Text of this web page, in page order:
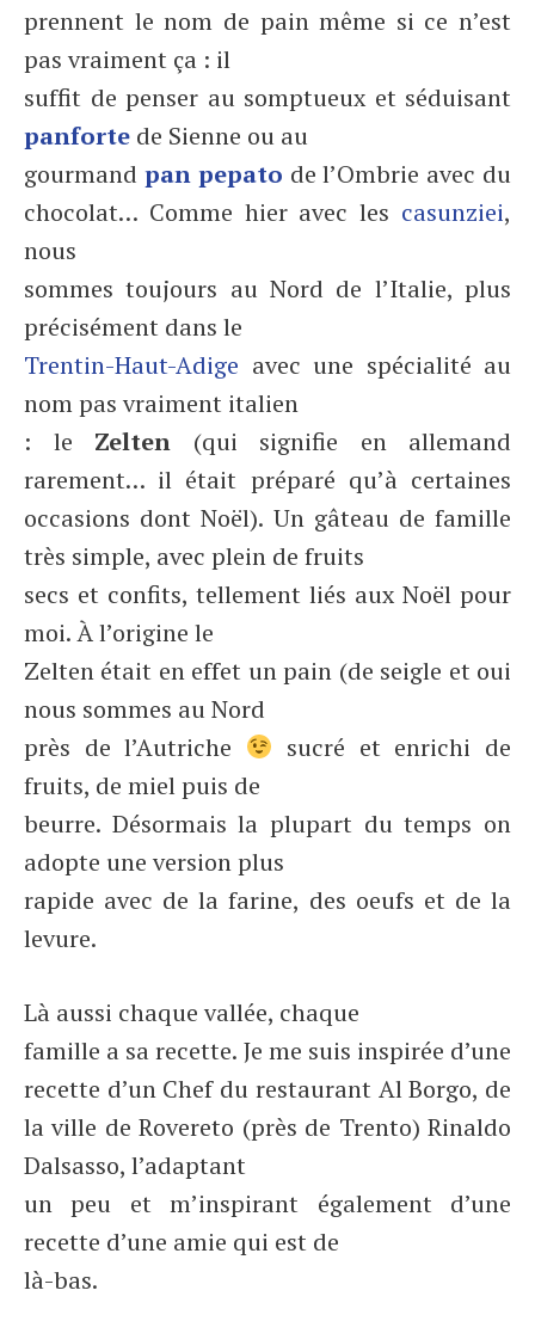
prennent le nom de pain même si ce n’est
pas vraiment ça : il
suffit de penser au somptueux et séduisant
panforte de Sienne ou au
gourmand pan pepato de l’Ombrie avec du
chocolat… Comme hier avec les casunziei,
nous
sommes toujours au Nord de l’Italie, plus
précisément dans le
Trentin-Haut-Adige avec une spécialité au
nom pas vraiment italien
: le Zelten (qui signifie en allemand
rarement… il était préparé qu’à certaines
occasions dont Noël). Un gâteau de famille
très simple, avec plein de fruits
secs et confits, tellement liés aux Noël pour
moi. À l’origine le
Zelten était en effet un pain (de seigle et oui
nous sommes au Nord
près de l’Autriche
sucré et enrichi de
fruits, de miel puis de
beurre. Désormais la plupart du temps on
adopte une version plus
rapide avec de la farine, des oeufs et de la
levure.
Là aussi chaque vallée, chaque
famille a sa recette. Je me suis inspirée d’une
recette d’un Chef du restaurant Al Borgo, de
la ville de Rovereto (près de Trento) Rinaldo
Dalsasso, l’adaptant
un peu et m’inspirant également d’une
recette d’une amie qui est de
là-bas.